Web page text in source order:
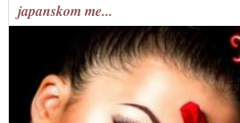
japanskom me...